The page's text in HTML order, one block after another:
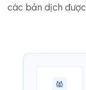
các bản dịch